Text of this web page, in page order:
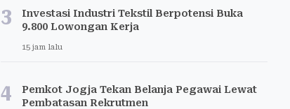
3
Investasi Industri Tekstil Berpotensi Buka
9.800 Lowongan Kerja
15 jam lalu
4
Pemkot Jogja Tekan Belanja Pegawai Lewat
Pembatasan Rekrutmen